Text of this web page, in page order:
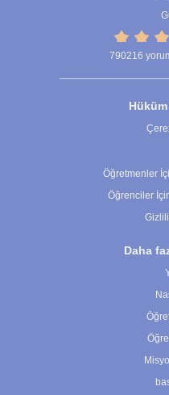
790216
Öğretmenler
Öğrenciler
Daha